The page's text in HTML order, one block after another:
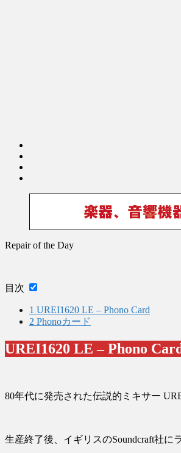
Repair of the Day
目次
1 UREI1620 LE – Phono Card
2 Phonoカード
UREI1620 LE – Phono
80年代に発売された伝説的ミキサー
生産終了後、イギリスのSoundcraft社に